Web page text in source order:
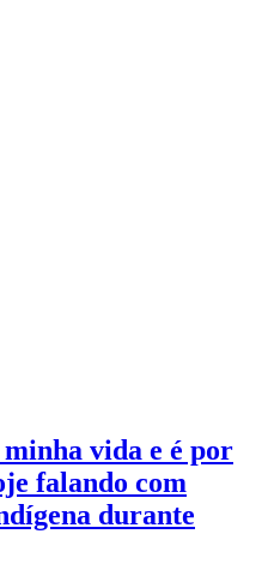
minha vida e é por
falando com
durante